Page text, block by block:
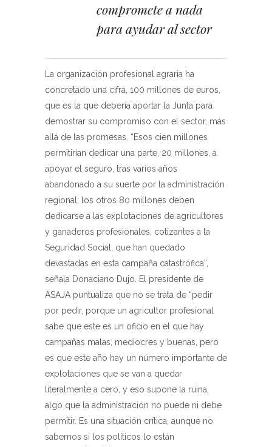
compromete a nada
para ayudar al sector
La organización profesional agraria ha
concretado una cifra, 100 millones de euros,
que es la que debería aportar la Junta para
demostrar su compromiso con el sector, más
allá de las promesas. “Esos cien millones
permitirían dedicar una parte, 20 millones, a
apoyar el seguro, tras varios años
abandonado a su suerte por la administración
regional; los otros 80 millones deben
dedicarse a las explotaciones de agricultores
y ganaderos profesionales, cotizantes a la
Seguridad Social, que han quedado
devastadas en esta campaña catastrófica”,
señala Donaciano Dujo. El presidente de
ASAJA puntualiza que no se trata de “pedir
por pedir, porque un agricultor profesional
sabe que este es un oficio en el que hay
campañas malas, mediocres y buenas, pero
es que este año hay un número importante de
explotaciones que se van a quedar
literalmente a cero, y eso supone la ruina,
algo que la administración no puede ni debe
permitir. Es una situación crítica, aunque no
sabemos si los políticos lo están